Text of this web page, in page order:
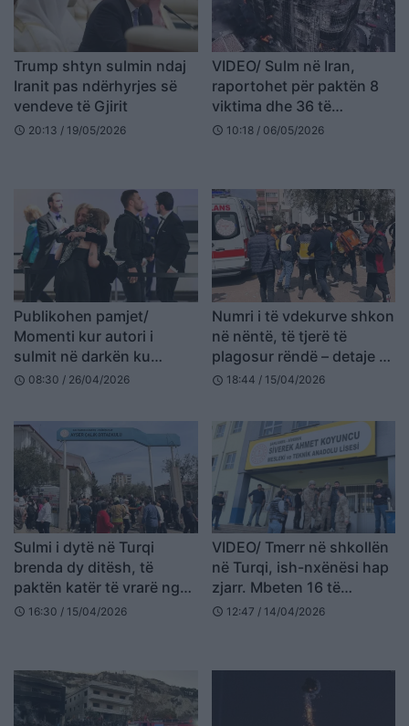
Trump shtyn sulmin ndaj
Iranit pas ndërhyrjes së
vendeve të Gjirit
schedule 20:13 / 19/05/2026
VIDEO/ Sulm në Iran,
raportohet për paktën 8
viktima dhe 36 të
plagosur nga zjarri në një
schedule 10:18 / 06/05/2026
Publikohen pamjet/
Momenti kur autori i
sulmit në darkën ku
ndodhej Donald Trump
(VIDEO)
schedule 08:30 / 26/04/2026
Numri i të vdekurve shkon
në nëntë, të tjerë të
plagosur rëndë – detaje të
tjera nga sulmi me armë
schedule 18:44 / 15/04/2026
Sulmi i dytë në Turqi
brenda dy ditësh, të
paktën katër të vrarë nga
të shtënat në një shkollë
schedule 16:30 / 15/04/2026
VIDEO/ Tmerr në shkollën
në Turqi, ish-nxënësi hap
zjarr. Mbeten 16 të
pl*gosur
schedule 12:47 / 14/04/2026